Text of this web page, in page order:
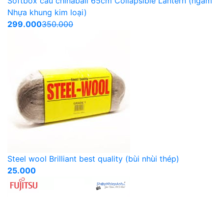
Nhựa khung kim loại)
299.000350.000
Steel wool Brilliant best quality (bùi nhùi thép)
25.000